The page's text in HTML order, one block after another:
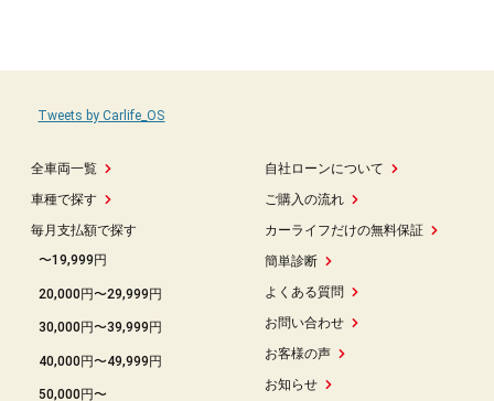
全車両一覧
車種で探す
毎月支払額で探す
〜19,999円
20,000円〜29,999円
30,000円〜39,999円
40,000円〜49,999円
50,000円〜
自社ローンについて
ご購入の流れ
カーライフだけの無料保証
簡単診断
よくある質問
お問い合わせ
お客様の声
お知らせ
Tweets by Carlife_OS